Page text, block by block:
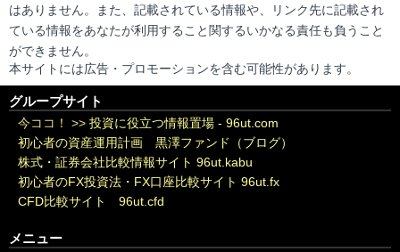
はありません。また、記載されている情報や、リンク先に記載され
ている情報をあなたが利用すること関するいかなる責任も負うこと
ができません。
本サイトには広告・プロモーションを含む可能性があります。
グループサイト
今ココ！ >> 投資に役立つ情報置場 - 96ut.com
初心者の資産運用計画 黒澤ファンド（ブログ）
株式・証券会社比較情報サイト 96ut.kabu
初心者のFX投資法・FX口座比較サイト 96ut.fx
CFD比較サイト 96ut.cfd
メニュー